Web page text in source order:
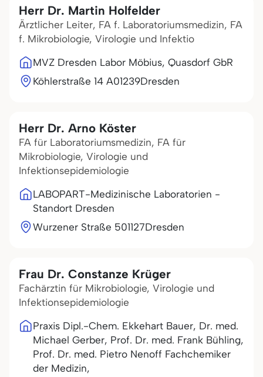
Herr Dr. Martin Holfelder
Ärztlicher Leiter, FA f. Laboratoriumsmedizin, FA
f. Mikrobiologie, Virologie und Infektio
MVZ Dresden Labor Möbius, Quasdorf GbR
Köhlerstraße 14 A01239Dresden
Herr Dr. Arno Köster
FA für Laboratoriumsmedizin, FA für
Mikrobiologie, Virologie und
Infektionsepidemiologie
LABOPART-Medizinische Laboratorien -
Standort Dresden
Wurzener Straße 501127Dresden
Frau Dr. Constanze Krüger
Fachärztin für Mikrobiologie, Virologie und
Infektionsepidemiologie
Praxis Dipl.-Chem. Ekkehart Bauer, Dr. med.
Michael Gerber, Prof. Dr. med. Frank Bühling,
Prof. Dr. med. Pietro Nenoff Fachchemiker
der Medizin,